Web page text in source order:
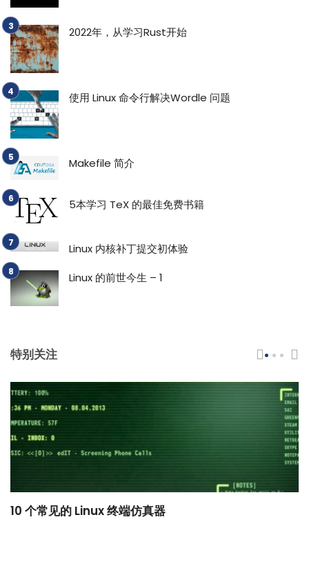
2022年，从学习Rust开始
使用 Linux 命令行解决Wordle 问题
Makefile 简介
5本学习 TeX 的最佳免费书籍
Linux 内核补丁提交初体验
Linux 的前世今生 – 1
特别关注
10 个常见的 Linux 终端仿真器